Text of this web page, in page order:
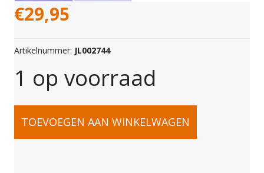
€29,95
Artikelnummer: JL002744
1 op voorraad
S-
TOEVOEGEN AAN WINKELWAGEN